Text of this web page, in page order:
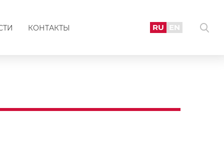
КОНТАКТЫ RU EN